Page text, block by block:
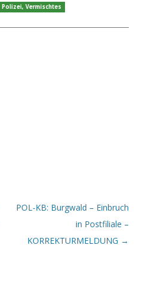
Polizei, Vermischtes
POL-KB: Burgwald – Einbruch
in Postfiliale –
KORREKTURMELDUNG →